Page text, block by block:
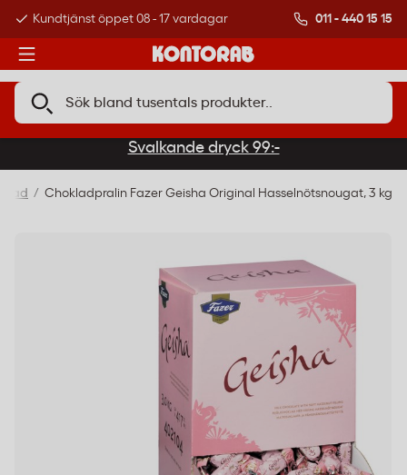
Kundtjänst öppet 08 - 17 vardagar Över 500 000
011 - 440 15 15
Svalkande dryck 99:-
Chokladpralin Fazer Geisha Original Hasselnötsnougat, 3 kg